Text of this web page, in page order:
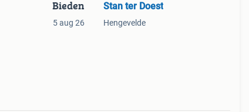
Bieden
5 aug 26
Stan ter Doest
Hengevelde